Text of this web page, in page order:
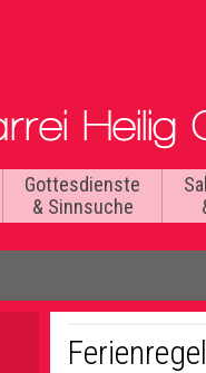
Gottesdienste
& Sinnsuche